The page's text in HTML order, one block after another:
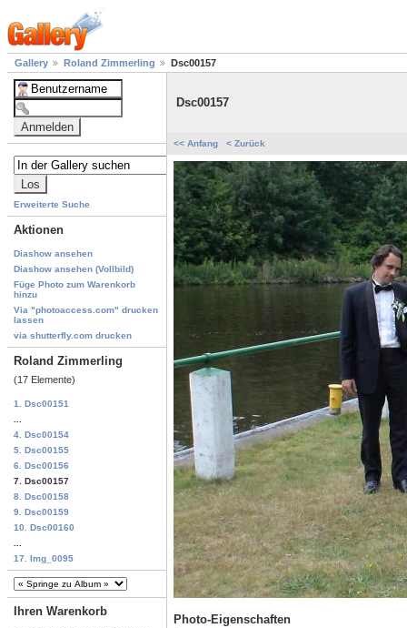
Gallery Roland Zimmerling Dsc00157
Erweiterte Suche
Aktionen
Diashow ansehen
Diashow ansehen (Vollbild)
Füge Photo zum Warenkorb
hinzu
Via "photoaccess.com" drucken
lassen
via shutterfly.com drucken
Roland Zimmerling
(17 Elemente)
1. Dsc00151
4. Dsc00154
5. Dsc00155
6. Dsc00156
7. Dsc00157
8. Dsc00158
9. Dsc00159
10. Dsc00160
17. Img_0095
Ihren Warenkorb
Dsc00157
<< Anfang < Zurück
Photo-Eigenschaften